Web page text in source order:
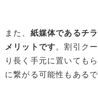
また、 紙媒体であるチ
メリットです。割引ク
り長く手元に置いても
に繋がる可能性もあるで